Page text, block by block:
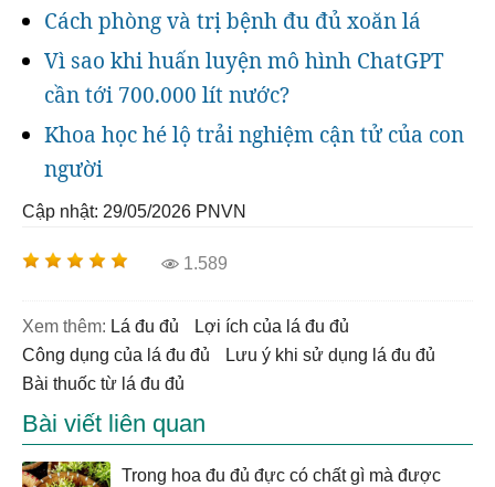
Cách phòng và trị bệnh đu đủ xoăn lá
Vì sao khi huấn luyện mô hình ChatGPT
cần tới 700.000 lít nước?
Khoa học hé lộ trải nghiệm cận tử của con
người
Cập nhật: 29/05/2026 PNVN
1.589
Xem thêm: lá đu đủ
lợi ích của lá đu đủ
công dụng của lá đu đủ
Lưu ý khi sử dụng lá đu đủ
bài thuốc từ lá đu đủ
Bài viết liên quan
Trong hoa đu đủ đực có chất gì mà được